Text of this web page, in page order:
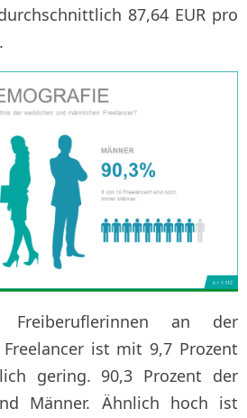
87,64 EUR pro
an der
ist mit 9,7 Prozent
gering. 90,3 Prozent der
Männer. Ähnlich hoch ist